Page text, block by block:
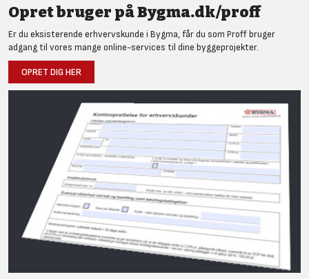
Opret bruger på Bygma.dk/proff
Er du eksisterende erhvervskunde i Bygma, får du som Proff bruger
adgang til vores mange online-services til dine byggeprojekter.
OPRET DIG HER